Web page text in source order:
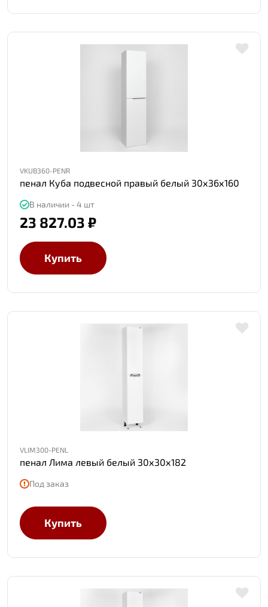
VKUB360-PENR
пенал Куба подвесной правый белый 30х36х160
В наличии - 4 шт
23 827.03 ₽
Купить
VLIM300-PENL
пенал Лима левый белый 30х30х182
Под заказ
Купить